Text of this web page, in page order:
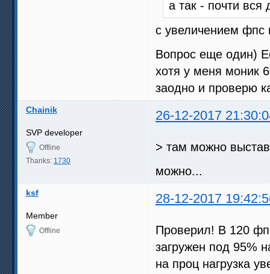
а так - почти вся
с увеличением фпс
Вопрос еще один)
хотя у меня моник
заодно и проверю
Chainik 26-12-2017
SVP developer
Offline
Thanks: 1730
> там можно
можно...
ksf 28-12-2017
Member
Offline
Проверил! В 120
загружен под 95%
на проц нагрузка